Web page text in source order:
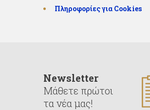
Πληροφορίες για Cookies
Newsletter
Μάθετε πρώτοι
τα νέα μας!